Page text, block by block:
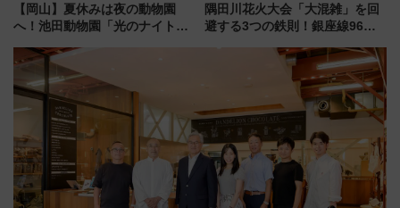
【岡山】夏休みは夜の動物園
へ！池田動物園「光のナイトズ
な夜
隅田川花火大会「大混雑」を回
避する3つの鉄則！銀座線96本
ツリー駅の規制まとめ 7/25開催